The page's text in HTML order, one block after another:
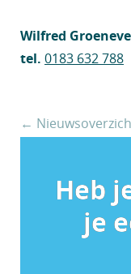
Wilfred
tel. 0183 632 788
←
Heb
je